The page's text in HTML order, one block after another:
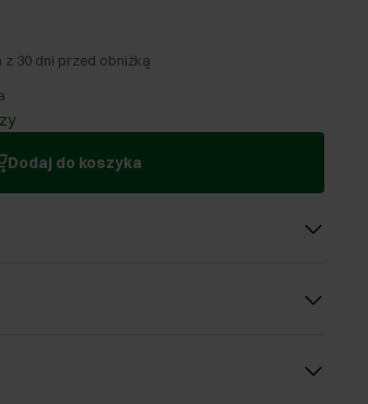
z 30 dni przed obniżką
Dodaj do koszyka